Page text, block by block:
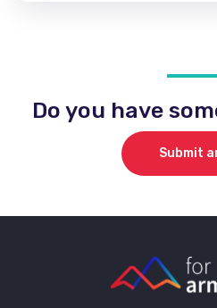
Do you have
Submit